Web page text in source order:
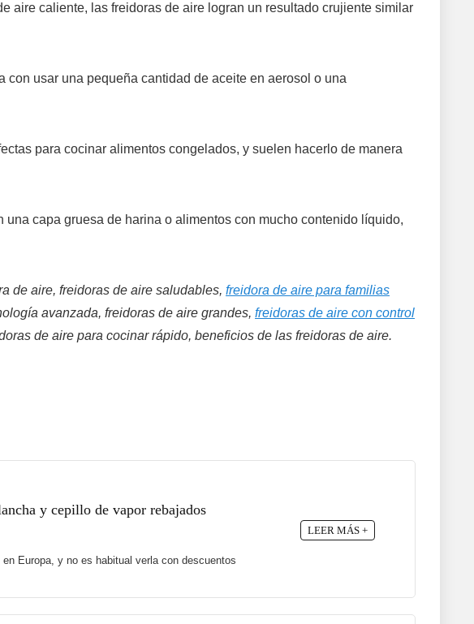
aire caliente, las freidoras de aire logran un resultado crujiente similar
con usar una pequeña cantidad de aceite en aerosol o una
para cocinar alimentos congelados, y suelen hacerlo de manera
una capa gruesa de harina o alimentos con mucho contenido líquido,
de aire, freidoras de aire saludables, freidora de aire para familias
avanzada, freidoras de aire grandes, freidoras de aire con control
de aire para cocinar rápido, beneficios de las freidoras de aire.
y cepillo de vapor rebajados
Europa, y no es habitual verla con descuentos
LEER MÁS +